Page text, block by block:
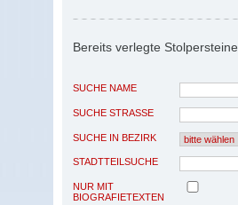
Bereits verlegte Stolpersteine
SUCHE NAME
SUCHE STRASSE
SUCHE IN BEZIRK
STADTTEILSUCHE
NUR MIT
BIOGRAFIETEXTEN